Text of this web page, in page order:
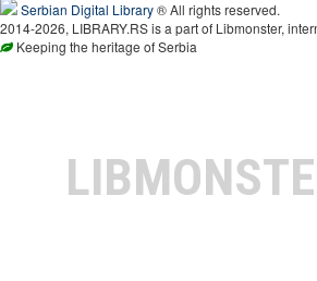
Serbian Digital Library® All rights reserved.
2014-2026, LIBRARY.RS is a part of Libmonster,
Keeping the heritage of Serbia